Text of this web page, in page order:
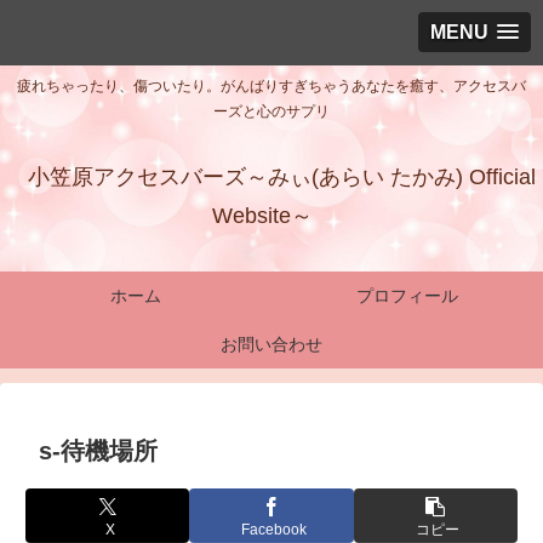
MENU
疲れちゃったり、傷ついたり。がんばりすぎちゃうあなたを癒す、アクセスバ
ーズと心のサプリ
小笠原アクセスバーズ～みぃ(あらい たかみ) Official
Website～
ホーム プロフィール
お問い合わせ
s-待機場所
X Facebook コピー